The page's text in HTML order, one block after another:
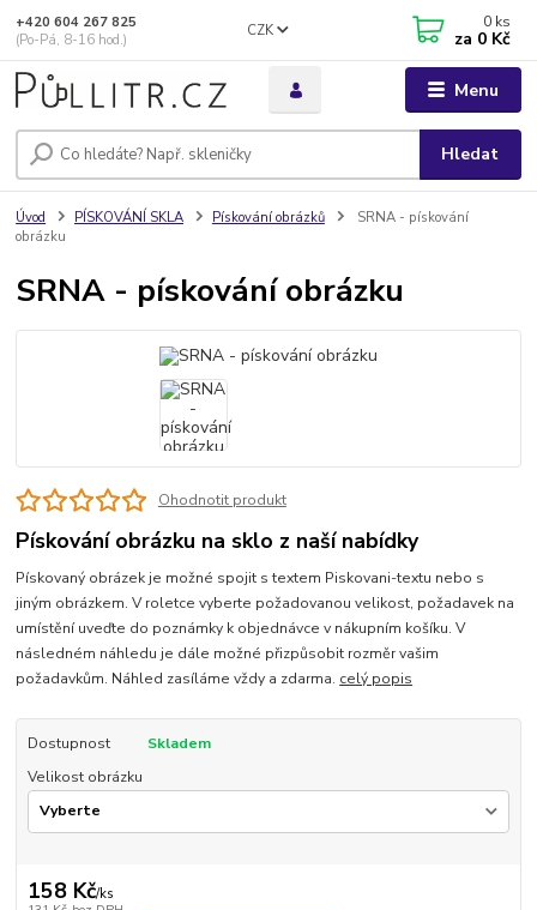
Menu
CZK
Hledat
+420 604 267 825
(Po-Pá, 8-16 hod.)
0 ks
za 0 Kč
Úvod PÍSKOVÁNÍ SKLA Pískování obrázků
SRNA - pískování
obrázku
SRNA - pískování obrázku
Ohodnotit produkt
Pískování obrázku na sklo z naší nabídky
Pískovaný obrázek je možné spojit s textem Piskovani-textu nebo s
jiným obrázkem. V roletce vyberte požadovanou velikost, požadavek na
umístění uveďte do poznámky k objednávce v nákupním košíku. V
následném náhledu je dále možné přizpůsobit rozměr vašim
požadavkům. Náhled zasíláme vždy a zdarma. celý popis
Dostupnost
Skladem
Velikost obrázku
158 Kč/ks